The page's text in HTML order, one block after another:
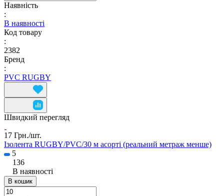
Наявність
:
В наявності
Код товару
:
2382
Бренд
:
PVC RUGBY
Швидкий перегляд
17 Грн./шт.
Ізолента RUGBY/PVC/30 м асорті (реальний метраж менше)
5
136
В наявності
В кошик